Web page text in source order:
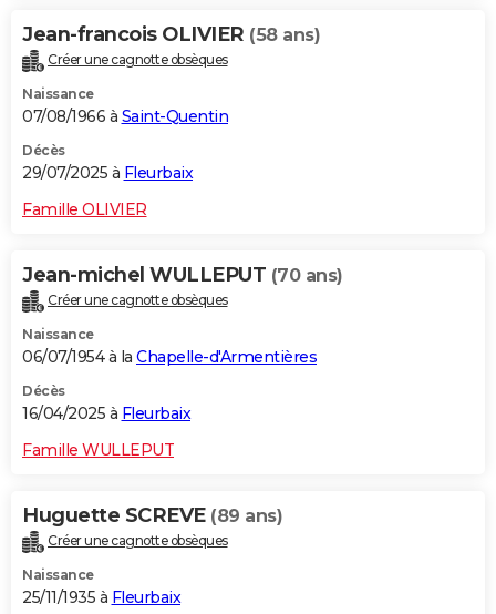
Jean-francois OLIVIER (58 ans)
Créer une cagnotte obsèques
Naissance
07/08/1966 à Saint-Quentin
Décès
29/07/2025 à Fleurbaix
Famille OLIVIER
Jean-michel WULLEPUT (70 ans)
Créer une cagnotte obsèques
Naissance
06/07/1954 à la Chapelle-d'Armentières
Décès
16/04/2025 à Fleurbaix
Famille WULLEPUT
Huguette SCREVE (89 ans)
Créer une cagnotte obsèques
Naissance
25/11/1935 à Fleurbaix